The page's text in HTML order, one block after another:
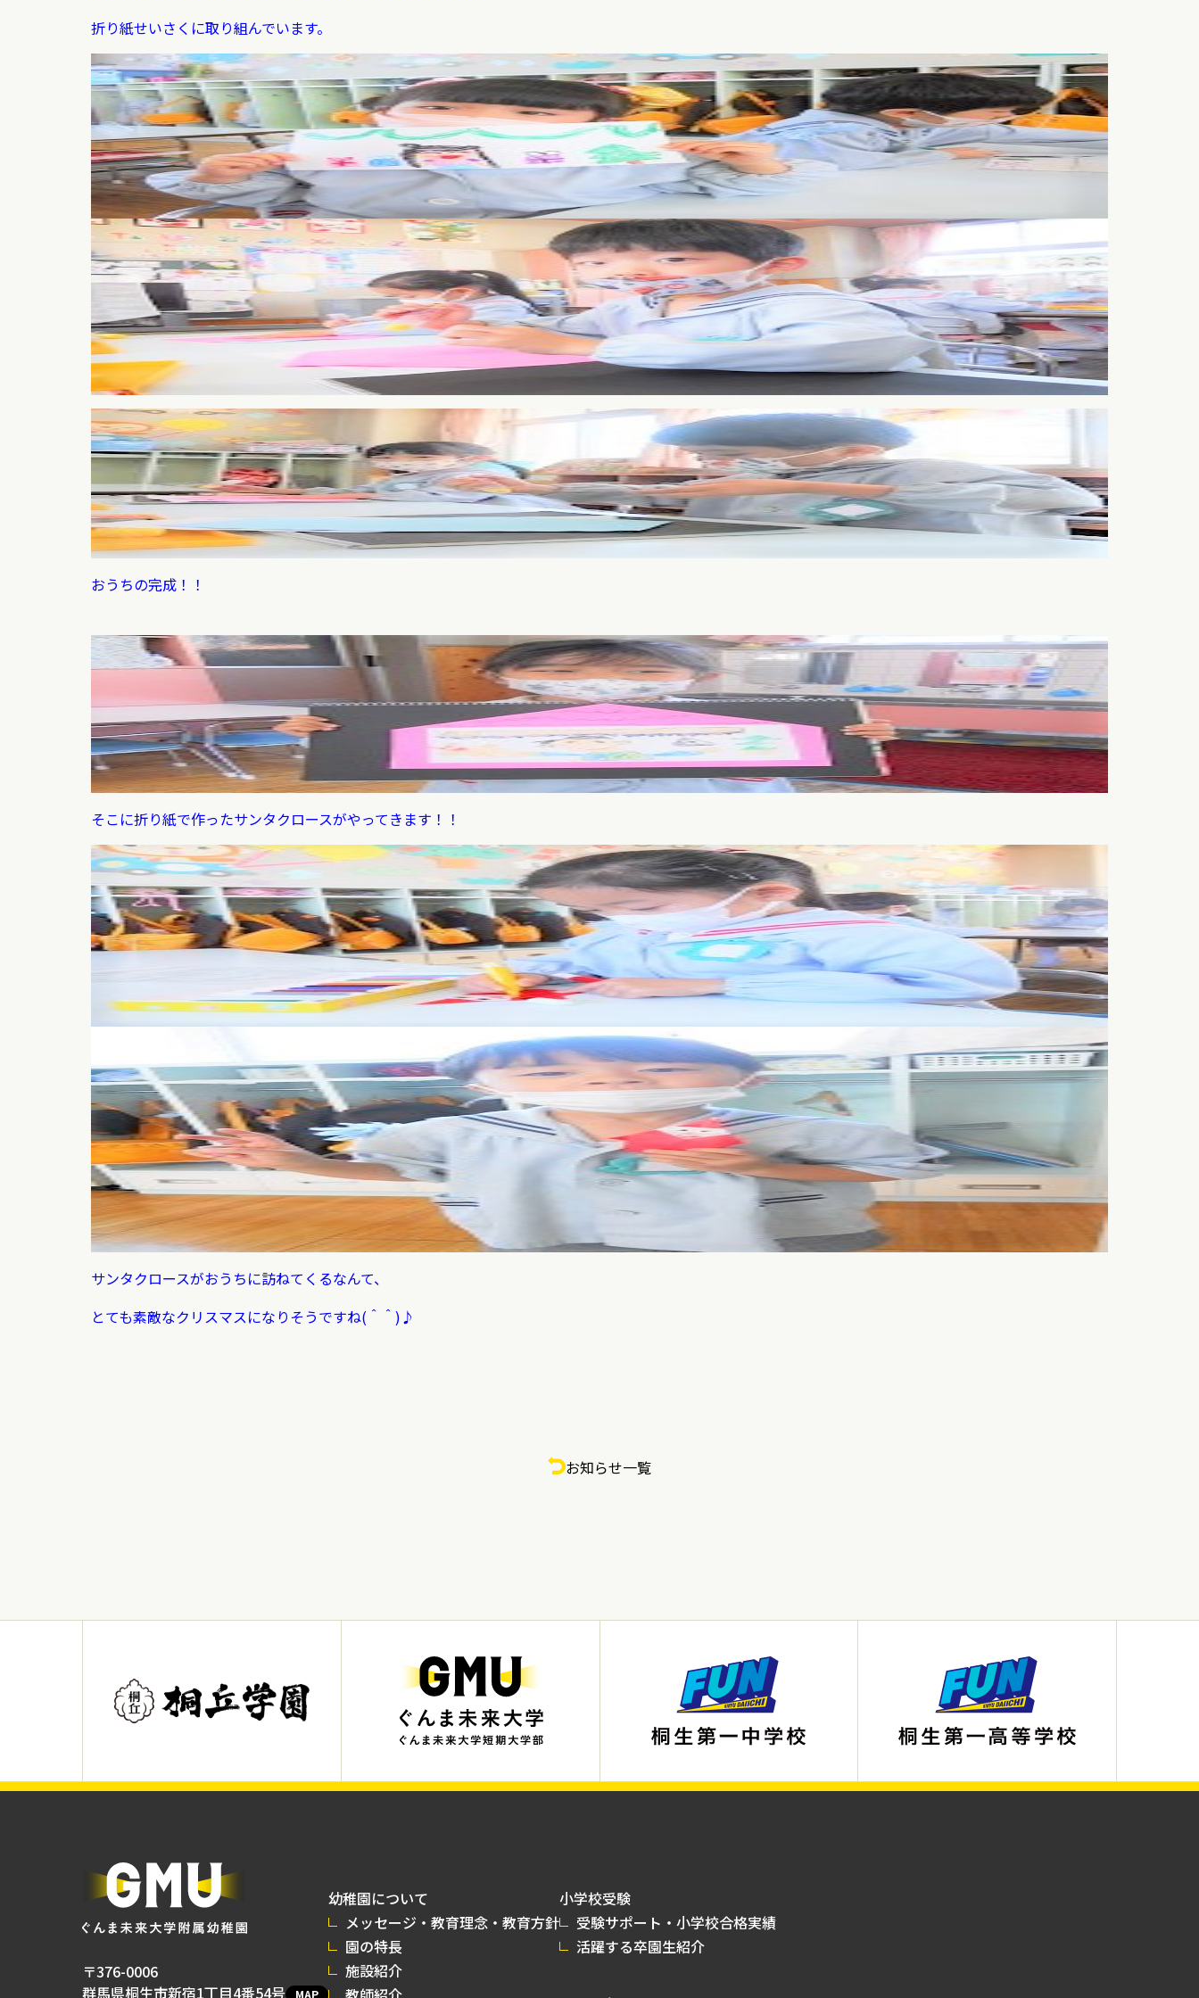
折り紙せいさくに取り組んでいます。
おうちの完成！！
そこに折り紙で作ったサンタクロースがやってきます！！
サンタクロースがおうちに訪ねてくるなんて、
とても素敵なクリスマスになりそうですね(＾＾)♪
お知らせ一覧
〒376-0006
群馬県桐生市新宿1丁目4番54号
MAP
幼稚園について
メッセージ・教育理念・教育方針
園の特長
施設紹介
小学校受験
受験サポート・小学校合格実績
活躍する卒園生紹介